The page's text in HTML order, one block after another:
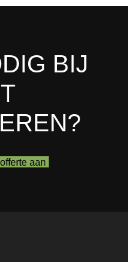
BIJ
aan